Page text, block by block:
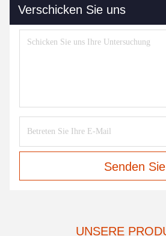
Verschicken Sie uns
Senden Sie
UNSERE